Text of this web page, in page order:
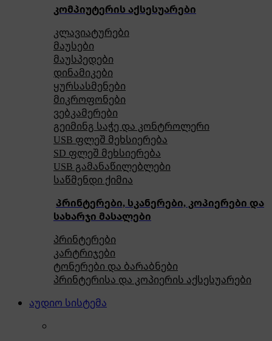
კომპიუტერის აქსესუარები
კლავიატურები
მაუსები
მაუსპედები
დინამიკები
ყურსასმენები
მიკროფონები
ვებკამერები
გეიმინგ საჭე და კონტროლერი
USB ფლეშ მეხსიერება
SD ფლეშ მეხსიერება
USB გამანაწილებლები
საწმენდი ქიმია
პრინტერები, სკანერები, კოპიერები და
სახარჯი მასალები
პრინტერები
კარტრიჯები
ტონერები და ბარაბნები
პრინტერისა და კოპიერის აქსესუარები
აუდიო სისტემა